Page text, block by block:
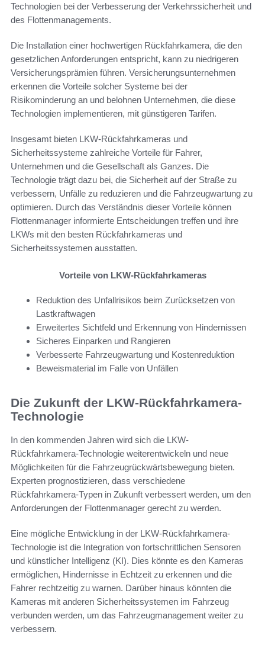
Technologien bei der Verbesserung der Verkehrssicherheit und
des Flottenmanagements.
Die Installation einer hochwertigen Rückfahrkamera, die den
gesetzlichen Anforderungen entspricht, kann zu niedrigeren
Versicherungsprämien führen. Versicherungsunternehmen
erkennen die Vorteile solcher Systeme bei der
Risikominderung an und belohnen Unternehmen, die diese
Technologien implementieren, mit günstigeren Tarifen.
Insgesamt bieten LKW-Rückfahrkameras und
Sicherheitssysteme zahlreiche Vorteile für Fahrer,
Unternehmen und die Gesellschaft als Ganzes. Die
Technologie trägt dazu bei, die Sicherheit auf der Straße zu
verbessern, Unfälle zu reduzieren und die Fahrzeugwartung zu
optimieren. Durch das Verständnis dieser Vorteile können
Flottenmanager informierte Entscheidungen treffen und ihre
LKWs mit den besten Rückfahrkameras und
Sicherheitssystemen ausstatten.
Vorteile von LKW-Rückfahrkameras
Reduktion des Unfallrisikos beim Zurücksetzen von
Lastkraftwagen
Erweitertes Sichtfeld und Erkennung von Hindernissen
Sicheres Einparken und Rangieren
Verbesserte Fahrzeugwartung und Kostenreduktion
Beweismaterial im Falle von Unfällen
Die Zukunft der LKW-Rückfahrkamera-
Technologie
In den kommenden Jahren wird sich die LKW-
Rückfahrkamera-Technologie weiterentwickeln und neue
Möglichkeiten für die Fahrzeugrückwärtsbewegung bieten.
Experten prognostizieren, dass verschiedene
Rückfahrkamera-Typen in Zukunft verbessert werden, um den
Anforderungen der Flottenmanager gerecht zu werden.
Eine mögliche Entwicklung in der LKW-Rückfahrkamera-
Technologie ist die Integration von fortschrittlichen Sensoren
und künstlicher Intelligenz (KI). Dies könnte es den Kameras
ermöglichen, Hindernisse in Echtzeit zu erkennen und die
Fahrer rechtzeitig zu warnen. Darüber hinaus könnten die
Kameras mit anderen Sicherheitssystemen im Fahrzeug
verbunden werden, um das Fahrzeugmanagement weiter zu
verbessern.